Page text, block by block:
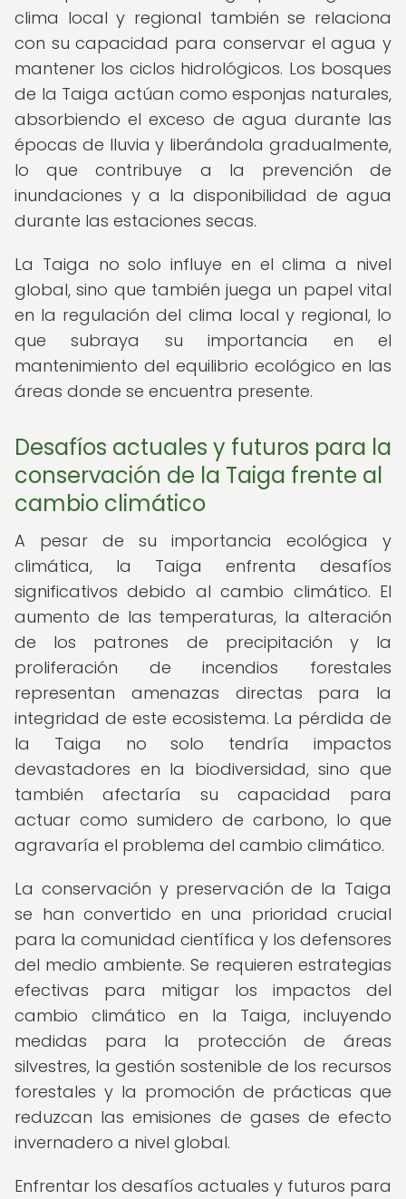
clima local y regional también se relaciona
con su capacidad para conservar el agua y
mantener los ciclos hidrológicos. Los bosques
de la Taiga actúan como esponjas naturales,
absorbiendo el exceso de agua durante las
épocas de lluvia y liberándola gradualmente,
lo que contribuye a la prevención de
inundaciones y a la disponibilidad de agua
durante las estaciones secas.
La Taiga no solo influye en el clima a nivel
global, sino que también juega un papel vital
en la regulación del clima local y regional, lo
que subraya su importancia en el
mantenimiento del equilibrio ecológico en las
áreas donde se encuentra presente.
Desafíos actuales y futuros para la
conservación de la Taiga frente al
cambio climático
A pesar de su importancia ecológica y
climática, la Taiga enfrenta desafíos
significativos debido al cambio climático. El
aumento de las temperaturas, la alteración
de los patrones de precipitación y la
proliferación de incendios forestales
representan amenazas directas para la
integridad de este ecosistema. La pérdida de
la Taiga no solo tendría impactos
devastadores en la biodiversidad, sino que
también afectaría su capacidad para
actuar como sumidero de carbono, lo que
agravaría el problema del cambio climático.
La conservación y preservación de la Taiga
se han convertido en una prioridad crucial
para la comunidad científica y los defensores
del medio ambiente. Se requieren estrategias
efectivas para mitigar los impactos del
cambio climático en la Taiga, incluyendo
medidas para la protección de áreas
silvestres, la gestión sostenible de los recursos
forestales y la promoción de prácticas que
reduzcan las emisiones de gases de efecto
invernadero a nivel global.
Enfrentar los desafíos actuales y futuros para